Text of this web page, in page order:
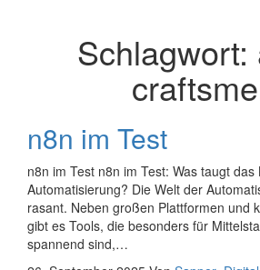
Schlagwort:
n8n im Test
n8n im Test n8n im Test: Was taugt das
Automatisierung? Die Welt der
rasant. Neben großen Plattformen und
gibt es Tools, die besonders für
spannend sind,…